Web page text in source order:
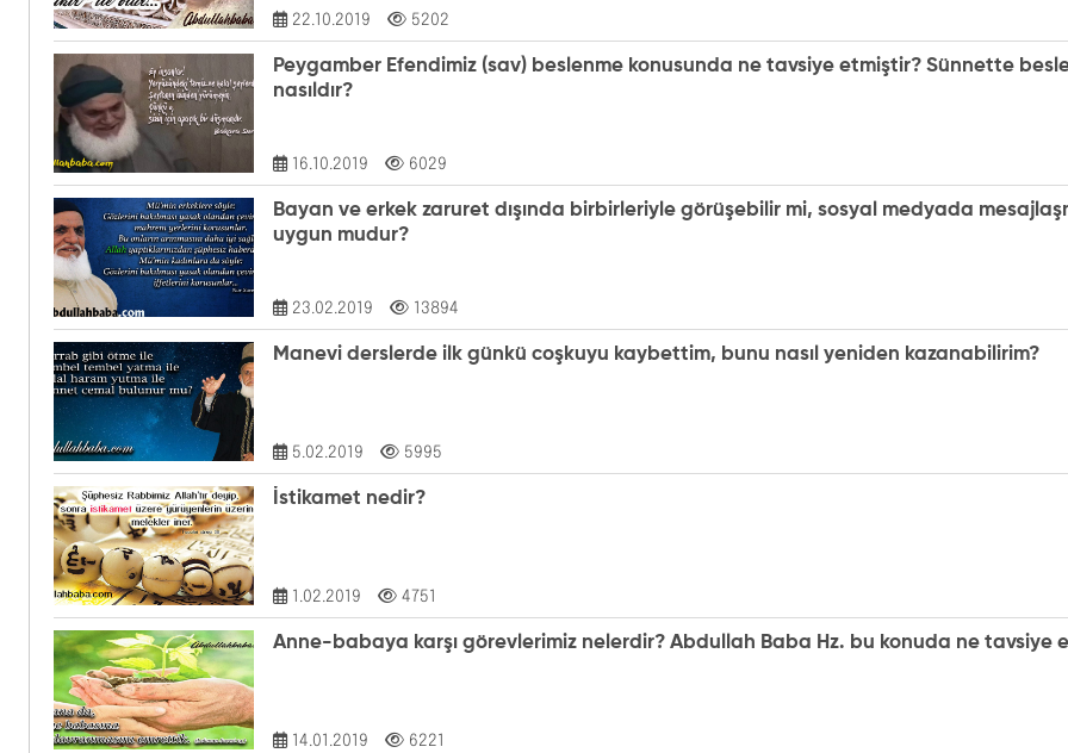
22.10.2019 5202
Peygamber Efendimiz (sav) beslenme konusunda ne tavsiye etmiştir? Sünnette
nasıldır?
16.10.2019 6029
Bayan ve erkek zaruret dışında birbirleriyle görüşebilir mi, sosyal medyada
uygun mudur?
23.02.2019 13894
Manevi derslerde ilk günkü coşkuyu kaybettim, bunu nasıl yeniden kazanabilirim?
5.02.2019 5995
İstikamet nedir?
1.02.2019 4751
Anne-babaya karşı görevlerimiz nelerdir? Abdullah Baba Hz. bu konuda ne tavsiye
14.01.2019 6221